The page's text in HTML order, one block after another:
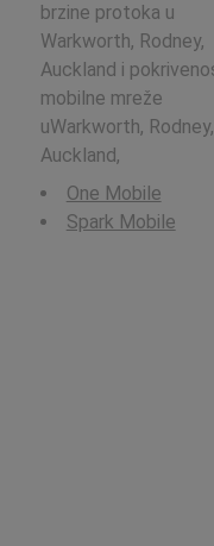
brzine protoka u
Warkworth, Rodney,
Auckland i
mobilne mreže
uWarkworth, Rodney,
Auckland,
One Mobile
Spark Mobile